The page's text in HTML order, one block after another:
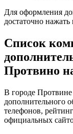
Для оформления
достаточно
Список
Протвино
В городе
дополнительного
телефонов,
официальных